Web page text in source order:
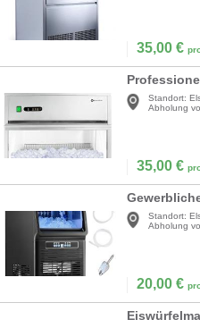
35,00 €
Standort:
Abholung
35,00 €
Standort:
Abholung
20,00 €